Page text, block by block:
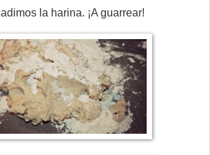
la harina. ¡A guarrear!